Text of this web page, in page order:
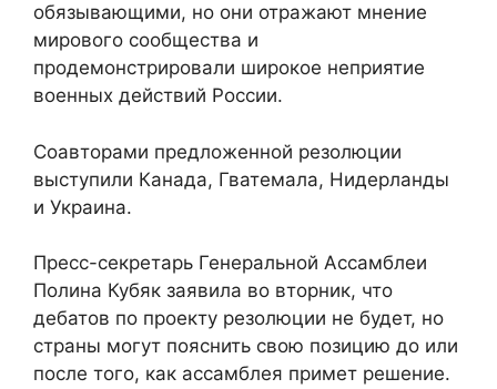
обязывающими, но они отражают мнение
мирового сообщества и
продемонстрировали широкое неприятие
военных действий России.
Соавторами предложенной резолюции
выступили Канада, Гватемала, Нидерланды
и Украина.
Пресс-секретарь Генеральной Ассамблеи
Полина Кубяк заявила во вторник, что
дебатов по проекту резолюции не будет, но
страны могут пояснить свою позицию до или
после того, как ассамблея примет решение.